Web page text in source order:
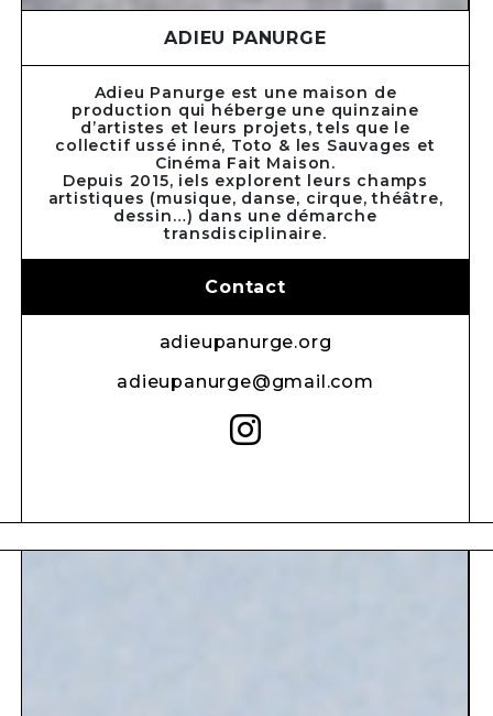
ADIEU PANURGE
Adieu Panurge est une maison de
production qui héberge une quinzaine
d’artistes et leurs projets, tels que le
collectif ussé inné, Toto & les Sauvages et
Cinéma Fait Maison.
Depuis 2015, iels explorent leurs champs
artistiques (musique, danse, cirque, théâtre,
dessin…) dans une démarche
transdisciplinaire.
Contact
adieupanurge.org
adieupanurge@gmail.com